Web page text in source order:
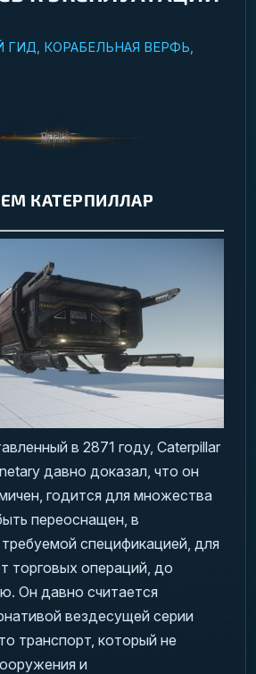
ГИД, КОРАБЕЛЬНАЯ ВЕРФЬ,
КАТЕРПИЛЛАР
в 2871 году, Caterpillar
давно доказал, что он
годится для множества
переоснащен, в
спецификацией, для
торговых операций, до
Он давно считается
вездесущей серии
транспорт, который не
и